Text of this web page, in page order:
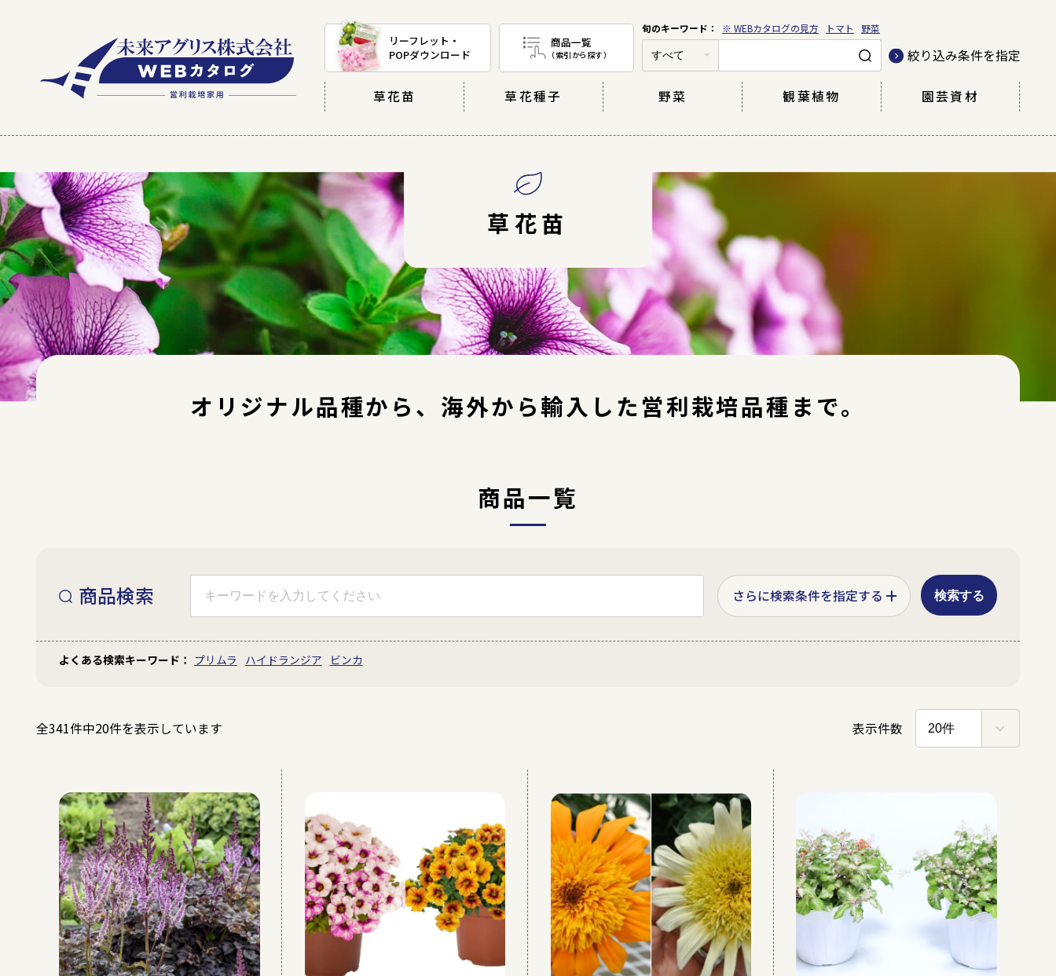
リーフレット・
POPダウンロード
商品一覧
（索引から探す）
※ WEBカタログの見方 トマト 野菜
絞り込み条件を指定
草花苗 草花種子 野菜 観葉植物 園芸資材
草花苗
オリジナル品種から、海外から輸入した営利栽培品種まで。
商品一覧
商品検索
赤色 青色
春 ハロウィン
検索する
プリムラ ハイドランジア ビンカ
全341件中20件を表示しています